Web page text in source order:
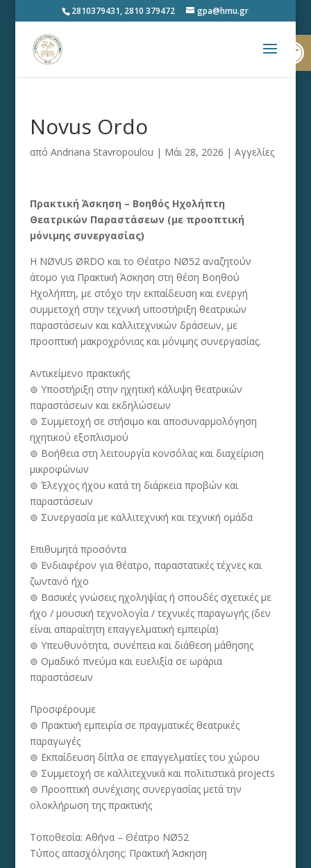
2810379431, 2810 379472 gpa@hmu.gr
Novus Ordo
από Andriana Stavropoulou | Μάι 28, 2026 | Αγγελίες
Πρακτική Άσκηση – Βοηθός Ηχολήπτη
Θεατρικών Παραστάσεων (με προοπτική
μόνιμης συνεργασίας)
Η NØVUS ØRDO και το Θέατρο NØ52 αναζητούν
άτομο για Πρακτική Άσκηση στη θέση Βοηθού
Ηχολήπτη, με στόχο την εκπαίδευση και ενεργή
συμμετοχή στην τεχνική υποστήριξη θεατρικών
παραστάσεων και καλλιτεχνικών δράσεων, με
προοπτική μακροχρόνιας και μόνιμης συνεργασίας.
Αντικείμενο πρακτικής
⊚ Υποστήριξη στην ηχητική κάλυψη θεατρικών
παραστάσεων και εκδηλώσεων
⊚ Συμμετοχή σε στήσιμο και αποσυναρμολόγηση
ηχητικού εξοπλισμού
⊚ Βοήθεια στη λειτουργία κονσόλας και διαχείριση
μικροφώνων
⊚ Έλεγχος ήχου κατά τη διάρκεια προβών και
παραστάσεων
⊚ Συνεργασία με καλλιτεχνική και τεχνική ομάδα
Επιθυμητά προσόντα
⊚ Ενδιαφέρον για θέατρο, παραστατικές τέχνες και
ζωντανό ήχο
⊚ Βασικές γνώσεις ηχοληψίας ή σπουδές σχετικές με
ήχο / μουσική τεχνολογία / τεχνικές παραγωγής (δεν
είναι απαραίτητη επαγγελματική εμπειρία)
⊚ Υπευθυνότητα, συνέπεια και διάθεση μάθησης
⊚ Ομαδικό πνεύμα και ευελιξία σε ωράρια
παραστάσεων
Προσφέρουμε
⊚ Πρακτική εμπειρία σε πραγματικές θεατρικές
παραγωγές
⊚ Εκπαίδευση δίπλα σε επαγγελματίες του χώρου
⊚ Συμμετοχή σε καλλιτεχνικά και πολιτιστικά projects
⊚ Προοπτική συνέχισης συνεργασίας μετά την
ολοκλήρωση της πρακτικής
Τοποθεσία: Αθήνα – Θέατρο NØ52
Τύπος απασχόλησης: Πρακτική Άσκηση